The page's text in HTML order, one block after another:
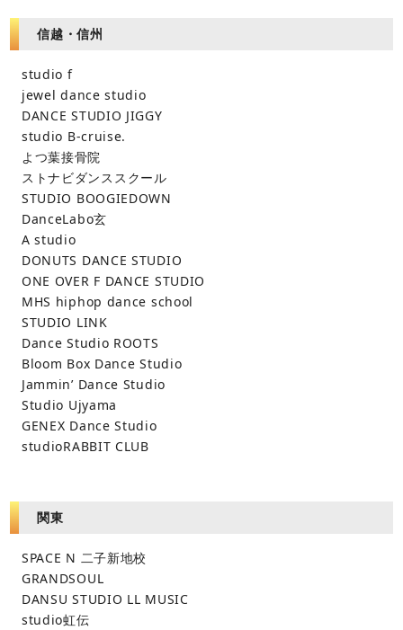
信越・信州
studio f
jewel dance studio
DANCE STUDIO JIGGY
studio B-cruise.
よつ葉接骨院
ストナビダンススクール
STUDIO BOOGIEDOWN
DanceLabo玄
A studio
DONUTS DANCE STUDIO
ONE OVER F DANCE STUDIO
MHS hiphop dance school
STUDIO LINK
Dance Studio ROOTS
Bloom Box Dance Studio
Jammin’ Dance Studio
Studio Ujyama
GENEX Dance Studio
studioRABBIT CLUB
関東
SPACE N 二子新地校
GRANDSOUL
DANSU STUDIO LL MUSIC
studio虹伝